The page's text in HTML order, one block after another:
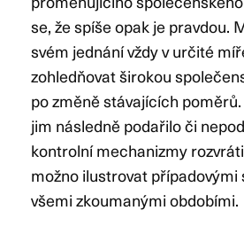
se, že spíše opak je pravdou.
svém jednání vždy v určité
zohledňovat širokou
po změně stávajících
jim následně podařilo či
kontrolní mechanizmy
možno ilustrovat
všemi zkoumanými obdobími.